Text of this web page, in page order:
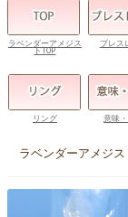
ラベンダーアメジス
トTOP
ブレス
リング 意味
ラベンダーアメジ